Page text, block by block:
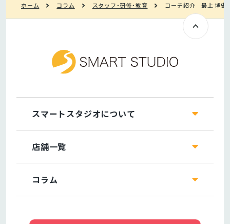
ホーム コラム スタッフ・研修・教育 コーチ紹介 最上 博史
スマートスタジオについて
店舗一覧
コラム